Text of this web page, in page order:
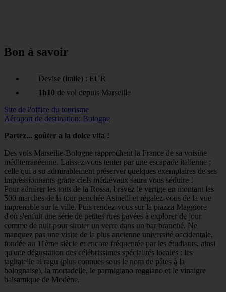
Bon à savoir
Devise (Italie) : EUR
1h10 de vol depuis Marseille
Site de l'office du tourisme
Aéroport de destination: Bologne
Partez... goûter à la dolce vita !
Des vols Marseille-Bologne rapprochent la France de sa voisine
méditerranéenne. Laissez-vous tenter par une escapade italienne ;
celle qui a su admirablement préserver quelques exemplaires de ses
impressionnants gratte-ciels médiévaux saura vous séduire !
Pour admirer les toits de la Rossa, bravez le vertige en montant les
500 marches de la tour penchée Asinelli et régalez-vous de la vue
imprenable sur la ville. Puis rendez-vous sur la piazza Maggiore
d'où s'enfuit une série de petites rues pavées à explorer de jour
comme de nuit pour siroter un verre dans un bar branché. Ne
manquez pas une visite de la plus ancienne université occidentale,
fondée au 11ème siècle et encore fréquentée par les étudiants, ainsi
qu'une dégustation des célébrissimes spécialités locales : les
tagliatelle al ragu (plus connues sous le nom de pâtes à la
bolognaise), la mortadelle, le parmigiano reggiano et le vinaigre
balsamique de Modène.